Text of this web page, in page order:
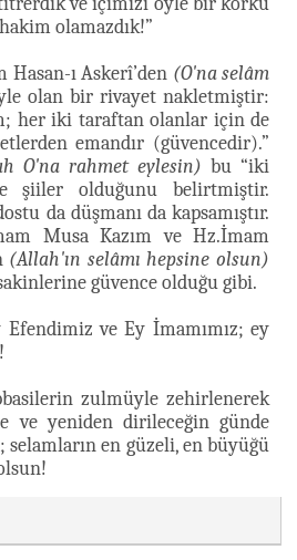
olamazdık!”
ı Askerî’den (O'na selâm
olan bir rivayet nakletmiştir:
her iki taraftan olanlar için de
emandır (güvencedir).”
O'na rahmet eylesin) bu “iki
şiiler olduğunu belirtmiştir.
da düşmanı da kapsamıştır.
Musa Kazım ve Hz.İmam
(Allah'ın selâmı hepsine olsun)
güvence olduğu gibi.
Efendimiz ve Ey İmamımız; ey
zulmüyle zehirlenerek
ve yeniden dirileceğin günde
selamların en güzeli, en büyüğü